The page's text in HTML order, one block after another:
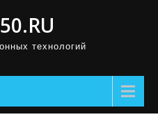
технологий